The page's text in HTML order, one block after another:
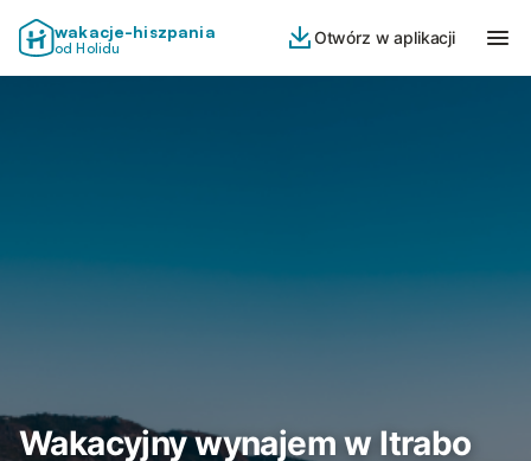
wakacje-hiszpania
od Holidu
Otwórz w aplikacji
Wakacyjny wynajem w Itrabo